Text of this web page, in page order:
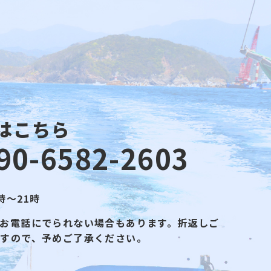
こちら
6582-2603
～21時
電話にでられない場合もあります。折返しご
ので、予めご了承ください。